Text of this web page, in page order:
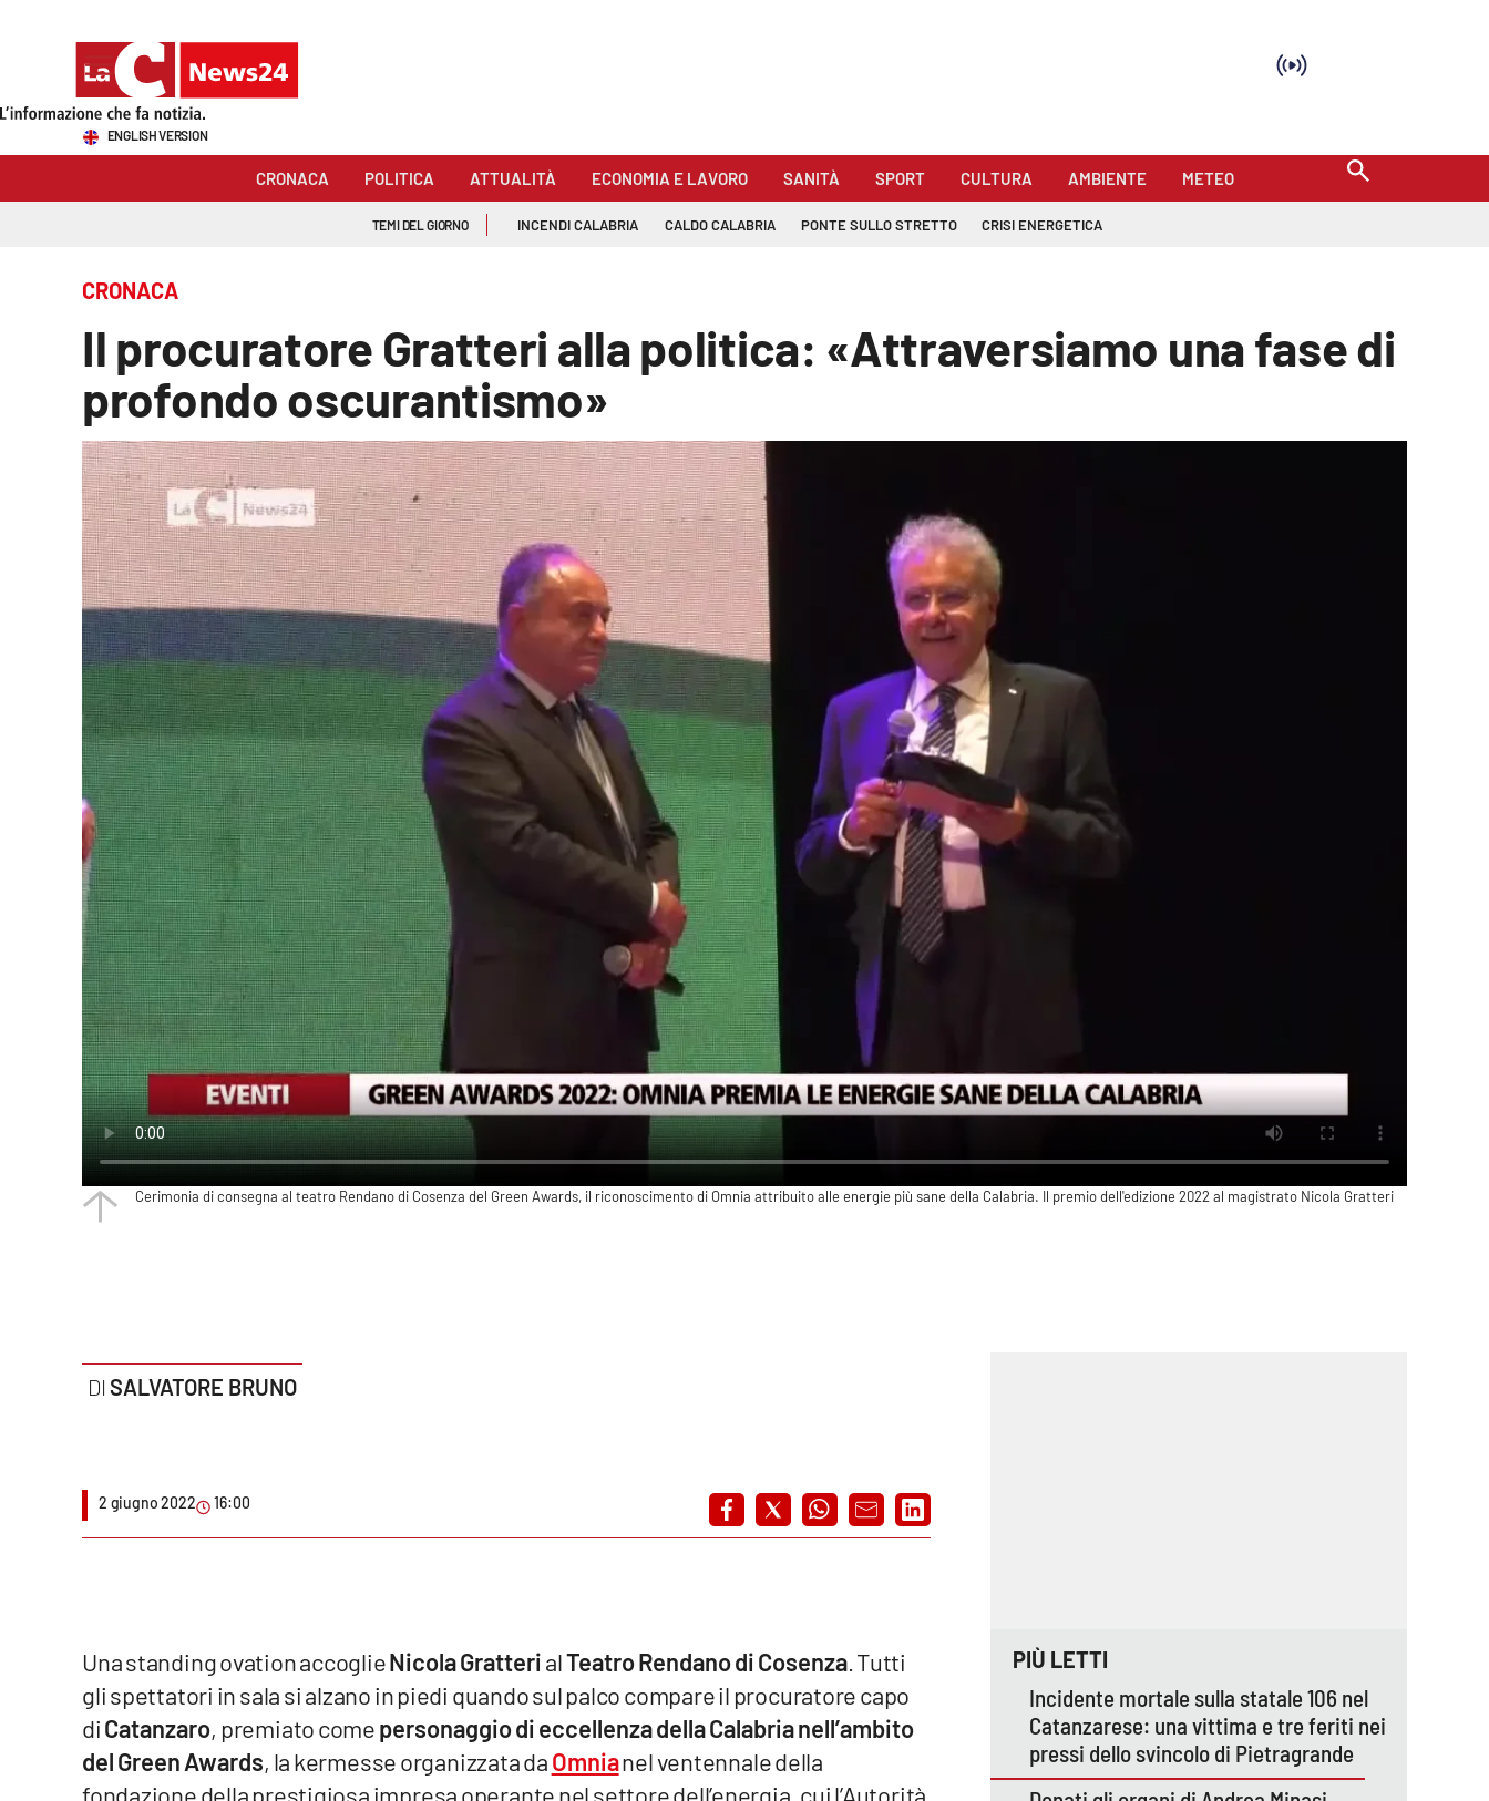
Sezioni
Economia e lavoro
Economia e Lavoro
Leggendo Alvaro insieme
ENGLISH VERSION
CRONACA POLITICA ATTUALITÀ ECONOMIA E LAVORO SANITÀ SPORT CULTURA AMBIENTE METEO
TEMI DEL GIORNO INCENDI CALABRIA CALDO CALABRIA PONTE SULLO STRETTO CRISI ENERGETICA
CRONACA
Il procuratore Gratteri alla politica: «Attraversiamo una fase di
profondo oscurantismo»
Cerimonia di consegna al teatro Rendano di Cosenza del Green Awards, il riconoscimento di Omnia attribuito alle energie più sane della Calabria. Il premio dell'edizione 2022 al magistrato Nicola Gratteri
SALVATORE BRUNO
2 giugno 2022 16:00
Una standing ovation accoglieNicola GratterialTeatro Rendano di Cosenza. Tutti
gli spettatori in sala si alzano in piedi quando sul palco compare il procuratore capo
diCatanzaro, premiato comepersonaggio di eccellenza della Calabria nell’ambito
del Green Awards, la kermesse organizzata daOmnianel ventennale della
fondazione della prestigiosa impresa operante nel settore dell’energia, cui l’Autorità
PIÙ LETTI
Incidente mortale sulla statale 106 nel
Catanzarese: una vittima e tre feriti nei
pressi dello svincolo di Pietragrande